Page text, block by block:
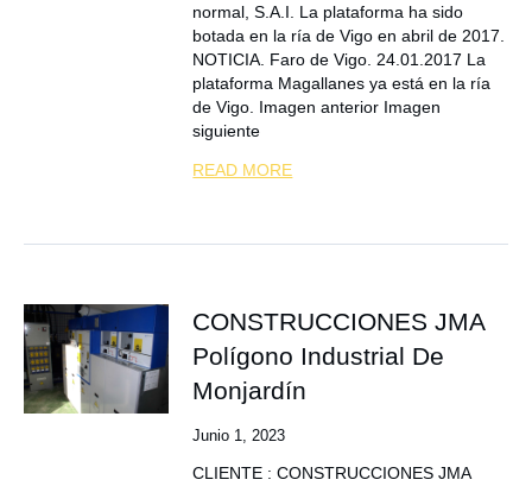
normal, S.A.I. La plataforma ha sido
botada en la ría de Vigo en abril de 2017.
NOTICIA. Faro de Vigo. 24.01.2017 La
plataforma Magallanes ya está en la ría
de Vigo. Imagen anterior Imagen
siguiente
READ MORE
CONSTRUCCIONES JMA
Polígono Industrial De
Monjardín
Junio 1, 2023
CLIENTE : CONSTRUCCIONES JMA